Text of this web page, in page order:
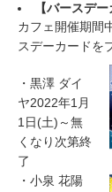
【バースデ
カフェ開催期間
スデーカードを
・黒澤 ダイ
ヤ2022年1月
1日(土)～無
くなり次第終
了
・小泉 花陽